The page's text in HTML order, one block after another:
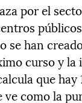
por el
se han
curso y
que
ve como la